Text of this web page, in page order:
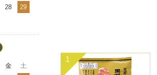
1
28 29
金
土